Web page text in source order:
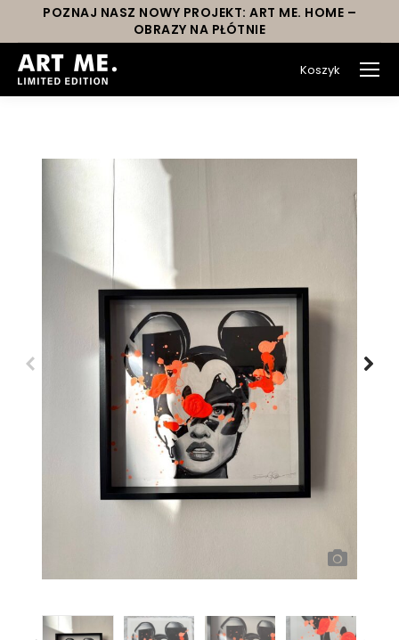
POZNAJ NASZ NOWY PROJEKT: ART ME. HOME –
OBRAZY NA PŁÓTNIE
Koszyk